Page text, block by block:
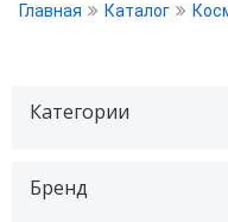
Бальзамы и
Гели для волос
Главная Каталог
Категории
Бренд